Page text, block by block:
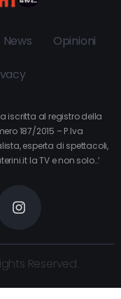
News Opinioni
iscritta al registro della
187/2015 – P.Iva
esperta di spettacoli,
la TV e non solo…’
Reserved.